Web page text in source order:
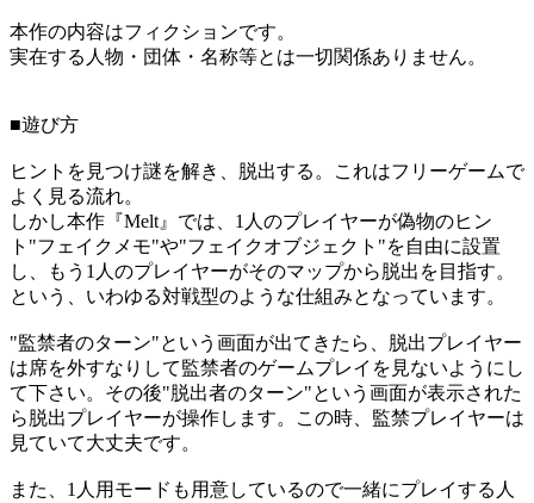
本作の内容はフィクションです。
実在する人物・団体・名称等とは一切関係ありません。
■遊び方
ヒントを見つけ謎を解き、脱出する。これはフリーゲームで
よく見る流れ。
しかし本作『Melt』では、1人のプレイヤーが偽物のヒン
ト"フェイクメモ"や"フェイクオブジェクト"を自由に設置
し、もう1人のプレイヤーがそのマップから脱出を目指す。
という、いわゆる対戦型のような仕組みとなっています。
"監禁者のターン"という画面が出てきたら、脱出プレイヤー
は席を外すなりして監禁者のゲームプレイを見ないようにし
て下さい。その後"脱出者のターン"という画面が表示された
ら脱出プレイヤーが操作します。この時、監禁プレイヤーは
見ていて大丈夫です。
また、1人用モードも用意しているので一緒にプレイする人